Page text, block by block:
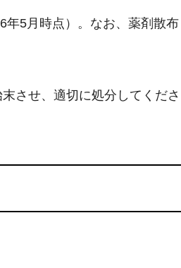
年5月時点）。なお、薬剤散布
させ、適切に処分してくださ